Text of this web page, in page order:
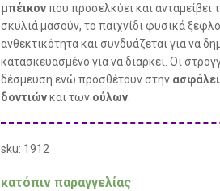
μπέικονπου προσελκύει και
σκυλιά μασούν, το παιχνίδι φυσικά
ανθεκτικότητα και συνδυάζεται για να
κατασκευασμένο για να διαρκεί. Οι
δέσμευση ενώ προσθέτουν στην
δοντιώνκαι των ούλων.
sku: 1912
κατόπιν παραγγελίας